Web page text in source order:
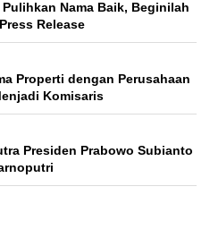
Nama Baik, Beginilah
Release
Properti dengan Perusahaan
Komisaris
Presiden Prabowo Subianto